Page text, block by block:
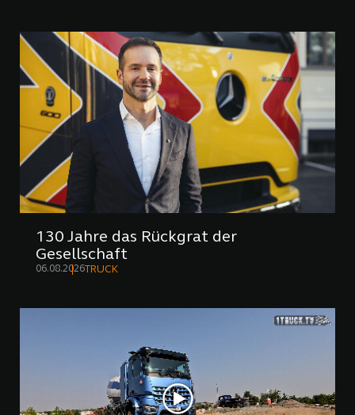
130 Jahre das Rückgrat der
Gesellschaft
06.08.2026 TRUCK